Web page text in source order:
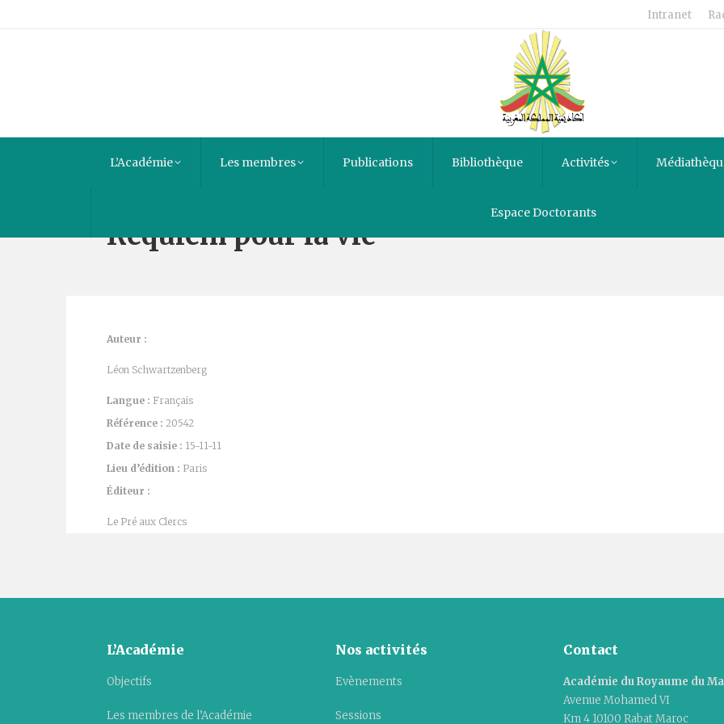
Intranet
L’Académie Les membres Publications Bibliothèque Activités
Espace Doctorants
Requiem pour la vie
Auteur :
Léon Schwartzenberg
Langue : Français
Référence : 20542
Date de saisie : 15-11-11
Lieu d’édition : Paris
Éditeur :
Le Pré aux Clercs
L’Académie
Objectifs
Les membres de l’Académie
Nos activités
Evènements
Sessions
Contact
Académie du Royaume du
Avenue Mohamed VI
Km 4 10100 Rabat Maroc